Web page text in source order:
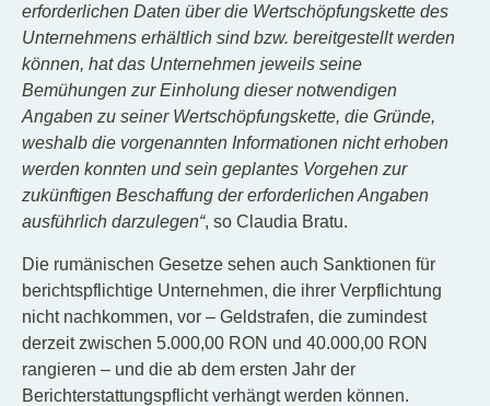
erforderlichen Daten über die Wertschöpfungskette des
Unternehmens erhältlich sind bzw. bereitgestellt werden
können, hat das Unternehmen jeweils seine
Bemühungen zur Einholung dieser notwendigen
Angaben zu seiner Wertschöpfungskette, die Gründe,
weshalb die vorgenannten Informationen nicht erhoben
werden konnten und sein geplantes Vorgehen zur
zukünftigen Beschaffung der erforderlichen Angaben
ausführlich darzulegen“, so Claudia Bratu.
Die rumänischen Gesetze sehen auch Sanktionen für
berichtspflichtige Unternehmen, die ihrer Verpflichtung
nicht nachkommen, vor – Geldstrafen, die zumindest
derzeit zwischen 5.000,00 RON und 40.000,00 RON
rangieren – und die ab dem ersten Jahr der
Berichterstattungspflicht verhängt werden können.